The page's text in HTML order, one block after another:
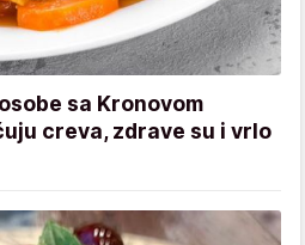
sa Kronovom
creva, zdrave su i vrlo